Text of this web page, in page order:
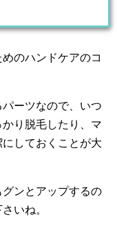
のハンドケアのコ
ーツなので、いつ
り脱毛したり、マ
しておくことが大
ンとアップするの
いね。